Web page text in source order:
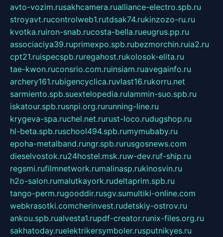
avto-vozim.rusakhcamera.rualliance-electro.spb.ru
stroyavt.rucontrolweb1.rutdsak74.rukinzozo-ru.ru
kvotka.ruiron-snab.rucosta-bella.rueugrus.pp.ru
associaciya39.ruprimexpo.spb.rubezmorchin.ruia2.ru
cpt21.ruispecspb.ruregahost.rukolosok-elita.ru
tae-kwon.ruconsrio.com.ruinsiam.ruavegainfo.ru
archery161.rubigencyclica.ruvlast16.rukorru.net
sarmiento.spb.suextelopedia.rulammin-suo.spb.ru
iskatour.spb.rusnpi.org.rurunning-line.ru
krygeva-spa.ruchel.net.rurust-loco.rudugshop.ru
hl-beta.spb.ruschool494.spb.rumymubaby.ru
epoha-metalband.rungr.spb.rurusgosnews.com
dieselvostok.ru24hostel.msk.ruw-dev.ruf-ship.ru
regsmi.rufilmnetwork.rumalinasp.rukinosvin.ru
h2o-salon.rumalutkayork.rudeltaprim.spb.ru
tango-perm.rugooddir.rusgv.sumultiki-online.com
webkrasotki.comcherinvest.rudetskiy-ostrov.ru
ankou.spb.rualvesta1.rupdf-creator.runix-files.org.ru
sakhatoday.ruelektrikersymboler.rusputnikyes.ru